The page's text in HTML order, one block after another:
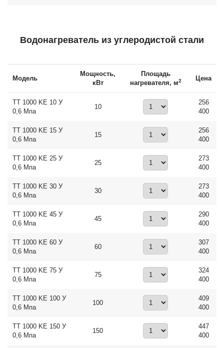
Водонагреватель из углеродистой стали
Модель
Мощность,
кВт
Площадь
нагревателя, м2 Цена
ТТ 1000 KE 10 У
0,6 Мпа
10
256
400
ТТ 1000 KE 15 У
0,6 Мпа
15
256
400
ТТ 1000 KE 25 У
0,6 Мпа
25
273
400
ТТ 1000 KE 30 У
0,6 Мпа
30
273
400
ТТ 1000 KE 45 У
0,6 Мпа
45
290
400
ТТ 1000 KE 60 У
0,6 Мпа
60
307
400
ТТ 1000 KE 75 У
0,6 Мпа
75
324
400
ТТ 1000 KE 100 У
0,6 Мпа
100
409
400
ТТ 1000 KE 150 У
0,6 Мпа
150
447
400